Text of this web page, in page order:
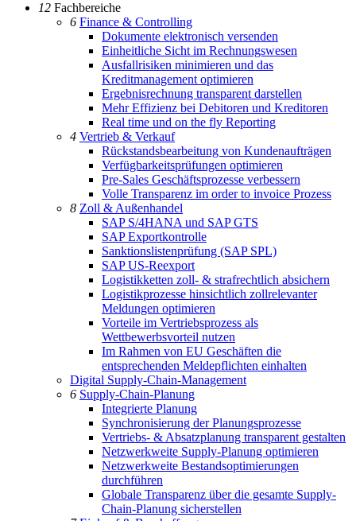
12 Fachbereiche
6 Finance & Controlling
Dokumente elektronisch versenden
Einheitliche Sicht im Rechnungswesen
Ausfallrisiken minimieren und das
Kreditmanagement optimieren
Ergebnisrechnung transparent darstellen
Mehr Effizienz bei Debitoren und Kreditoren
Real time und on the fly Reporting
4 Vertrieb & Verkauf
Rückstandsbearbeitung von Kundenaufträgen
Verfügbarkeitsprüfungen optimieren
Pre-Sales Geschäftsprozesse verbessern
Volle Transparenz im order to invoice Prozess
8 Zoll & Außenhandel
SAP S/4HANA und SAP GTS
SAP Exportkontrolle
Sanktionslistenprüfung (SAP SPL)
SAP US-Reexport
Logistikketten zoll- & strafrechtlich absichern
Logistikprozesse hinsichtlich zollrelevanter
Meldungen optimieren
Vorteile im Vertriebsprozess als
Wettbewerbsvorteil nutzen
Im Rahmen von EU Geschäften die
entsprechenden Meldepflichten einhalten
Digital Supply-Chain-Management
6 Supply-Chain-Planung
Integrierte Planung
Synchronisierung der Planungsprozesse
Vertriebs- & Absatzplanung transparent gestalten
Netzwerkweite Supply-Planung optimieren
Netzwerkweite Bestandsoptimierungen
durchführen
Globale Transparenz über die gesamte Supply-
Chain-Planung sicherstellen